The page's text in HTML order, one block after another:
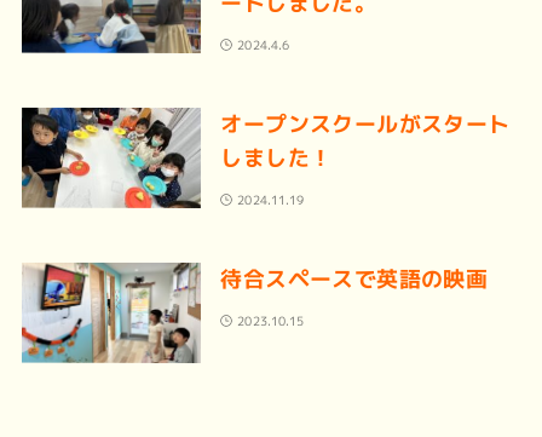
2024.4.6
オープンスクールがスタート
しました！
2024.11.19
待合スペースで英語の映画
2023.10.15